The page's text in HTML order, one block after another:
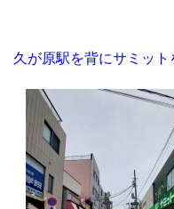
久が原駅を背にサミット